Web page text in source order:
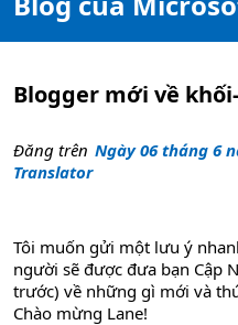
Blogger mới về
Đăng trên Ngày 06 tháng 6
Translator
Tôi muốn gửi một lưu ý
người sẽ được đưa bạn Cập
trước) về những gì mới và
Chào mừng Lane!